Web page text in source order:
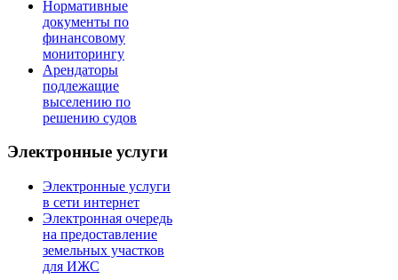
Нормативные
документы по
финансовому
мониторингу
Арендаторы
подлежащие
выселению по
решению судов
Электронные услуги
Электронные услуги
в сети интернет
Электронная очередь
на предоставление
земельных участков
для ИЖС